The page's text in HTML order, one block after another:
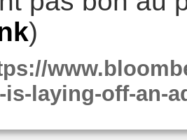
)
is-laying-off-an-